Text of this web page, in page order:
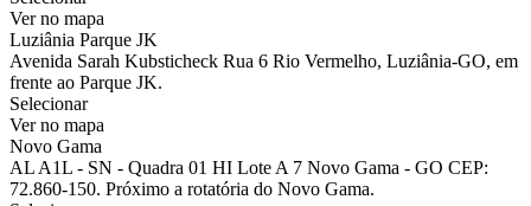
Ver no mapa
Luziânia Parque JK
Avenida Sarah Kubsticheck Rua 6 Rio Vermelho, Luziânia-GO, em
frente ao Parque JK.
Selecionar
Ver no mapa
Novo Gama
AL A1L - SN - Quadra 01 HI Lote A 7 Novo Gama - GO CEP:
72.860-150. Próximo a rotatória do Novo Gama.